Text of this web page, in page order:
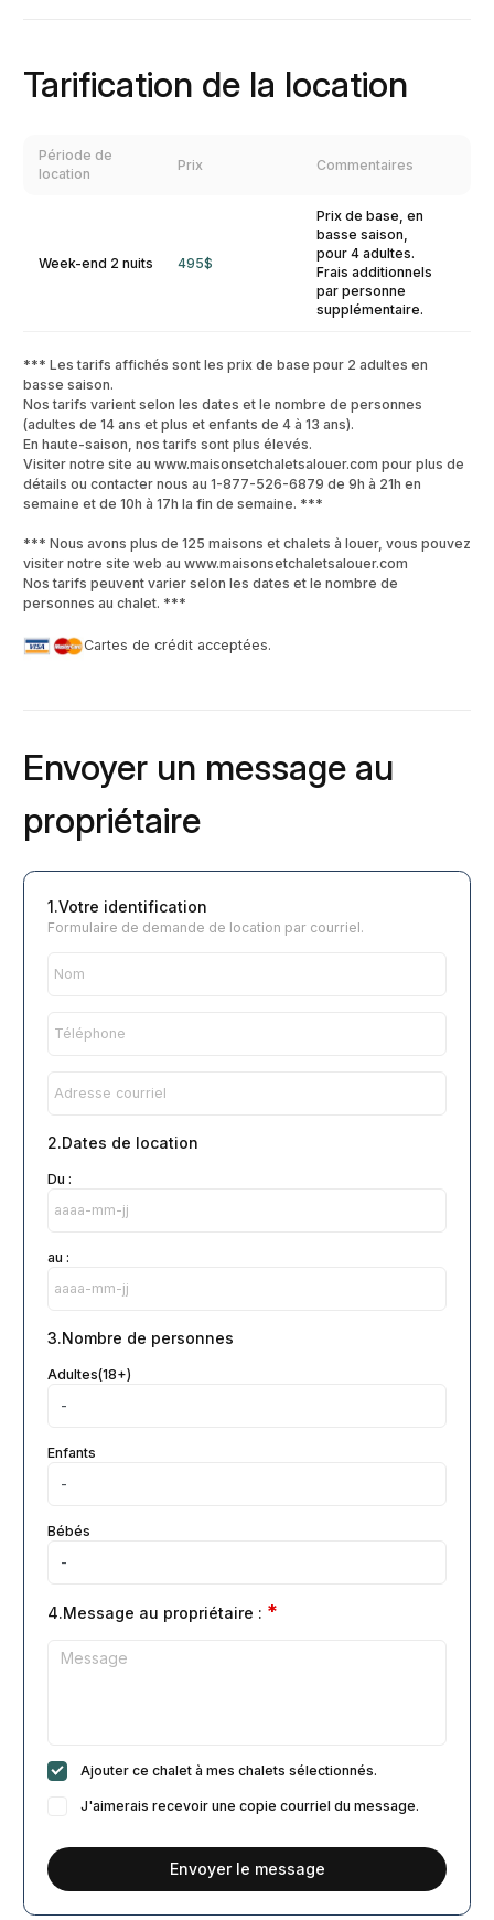
Envoyer un message au
propriétaire
Formulaire de demande de location par courriel.
1.Votre identification
2.Dates de location
Du :
au :
3.Nombre de personnes
Adultes(18+)
Enfants
Bébés
4.Message au propriétaire : *
Ajouter ce chalet à mes chalets sélectionnés.
J'aimerais recevoir une copie courriel du message.
Envoyer le message
Tarification de la location
Période de
location
Prix Commentaires
Week-end 2 nuits 495$
Prix de base, en
basse saison,
pour 4 adultes.
Frais additionnels
par personne
supplémentaire.
*** Les tarifs affichés sont les prix de base pour 2 adultes en
basse saison.
Nos tarifs varient selon les dates et le nombre de personnes
(adultes de 14 ans et plus et enfants de 4 à 13 ans).
En haute-saison, nos tarifs sont plus élevés.
Visiter notre site au www.maisonsetchaletsalouer.com pour plus de
détails ou contacter nous au 1-877-526-6879 de 9h à 21h en
semaine et de 10h à 17h la fin de semaine. ***
*** Nous avons plus de 125 maisons et chalets à louer, vous pouvez
visiter notre site web au www.maisonsetchaletsalouer.com
Nos tarifs peuvent varier selon les dates et le nombre de
personnes au chalet. ***
Cartes de crédit acceptées.